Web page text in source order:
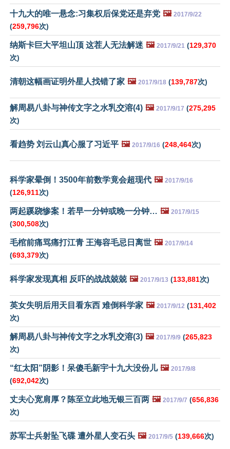
十九大的唯一悬念:习集权后保党还是弃党 🖼️ 2017/9/22
(259,796次)
纳斯卡巨大平坦山顶 这茬人无法解迷 🖼️ 2017/9/21 (129,370
次)
清朝这幅画证明外星人找错了家 🖼️ 2017/9/18 (139,787次)
解周易八卦与神传文字之水乳交溶(4) 🖼️ 2017/9/17 (275,295
次)
看趋势 刘云山真心服了习近平 🖼️ 2017/9/16 (248,464次)
科学家晕倒！3500年前数学竟会超现代 🖼️ 2017/9/16
(126,911次)
两起蹊跷惨案！若早一分钟或晚一分钟… 🖼️ 2017/9/15
(300,508次)
毛棺前痛骂痛打江青 王海容毛忌日离世 🖼️ 2017/9/14
(693,379次)
科学家发现真相 反吓的战战兢兢 🖼️ 2017/9/13 (133,881次)
英女失明后用天目看东西 难倒科学家 🖼️ 2017/9/12 (131,402
次)
解周易八卦与神传文字之水乳交溶(3) 🖼️ 2017/9/9 (265,823
次)
“红太阳”阴影！呆傻毛新宇十九大没份儿 🖼️ 2017/9/8
(692,042次)
丈夫心宽肩厚？陈至立此地无银三百两 🖼️ 2017/9/7 (656,836
次)
苏军士兵射坠飞碟 遭外星人变石头 🖼️ 2017/9/5 (139,666次)